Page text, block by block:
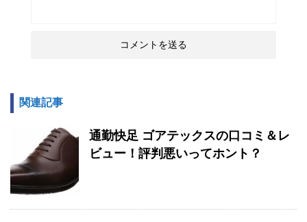
関連記事
通勤快足 ゴアテックスの口コミ＆レ
ビュー！評判悪いってホント？